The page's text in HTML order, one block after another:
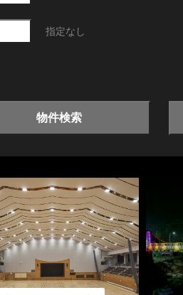
指定なし
物件検索